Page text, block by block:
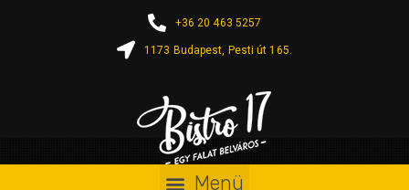
+36 20 463 5257
1173 Budapest, Pesti út 165.